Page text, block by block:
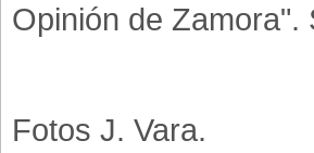
Opinión de
Fotos J. Vara.